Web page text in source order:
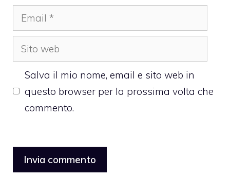
Email
Sito
web
Salva il mio nome, email e sito web in
questo browser per la prossima volta che
commento.